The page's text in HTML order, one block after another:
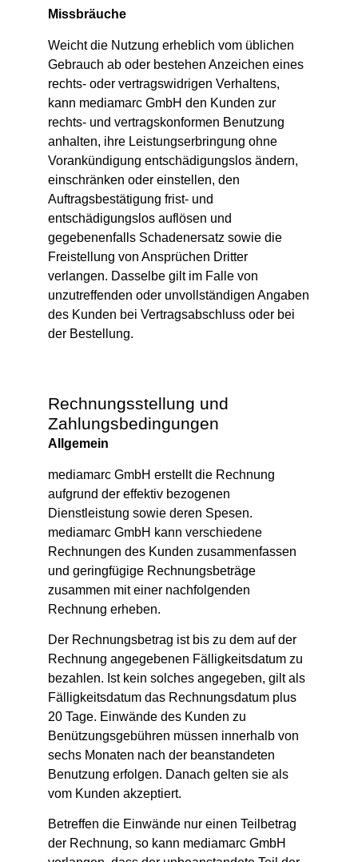
Missbräuche
Weicht die Nutzung erheblich vom üblichen
Gebrauch ab oder bestehen Anzeichen eines
rechts- oder vertragswidrigen Verhaltens,
kann mediamarc GmbH den Kunden zur
rechts- und vertragskonformen Benutzung
anhalten, ihre Leistungserbringung ohne
Vorankündigung entschädigungslos ändern,
einschränken oder einstellen, den
Auftragsbestätigung frist- und
entschädigungslos auflösen und
gegebenenfalls Schadenersatz sowie die
Freistellung von Ansprüchen Dritter
verlangen. Dasselbe gilt im Falle von
unzutreffenden oder unvollständigen Angaben
des Kunden bei Vertragsabschluss oder bei
der Bestellung.
Rechnungsstellung und
Zahlungsbedingungen
Allgemein
mediamarc GmbH erstellt die Rechnung
aufgrund der effektiv bezogenen
Dienstleistung sowie deren Spesen.
mediamarc GmbH kann verschiedene
Rechnungen des Kunden zusammenfassen
und geringfügige Rechnungsbeträge
zusammen mit einer nachfolgenden
Rechnung erheben.
Der Rechnungsbetrag ist bis zu dem auf der
Rechnung angegebenen Fälligkeitsdatum zu
bezahlen. Ist kein solches angegeben, gilt als
Fälligkeitsdatum das Rechnungsdatum plus
20 Tage. Einwände des Kunden zu
Benützungsgebühren müssen innerhalb von
sechs Monaten nach der beanstandeten
Benutzung erfolgen. Danach gelten sie als
vom Kunden akzeptiert.
Betreffen die Einwände nur einen Teilbetrag
der Rechnung, so kann mediamarc GmbH